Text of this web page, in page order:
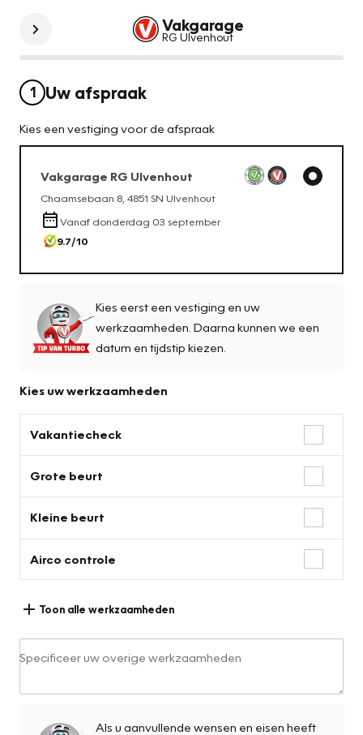
Vakgarage
RG Ulvenhout
1 Uw afspraak
Kies een vestiging voor de afspraak
Vakgarage RG Ulvenhout
Chaamsebaan 8 4851 SN Ulvenhout
Vanaf donderdag 03 september
9.7/10
Kies eerst een vestiging en uw
werkzaamheden. Daarna kunnen we een
datum en tijdstip kiezen.
Kies uw werkzaamheden
Vakantiecheck
Grote beurt
Kleine beurt
Airco controle
Toon alle werkzaamheden
Specificeer uw overige werkzaamheden
Als u aanvullende wensen en eisen heeft